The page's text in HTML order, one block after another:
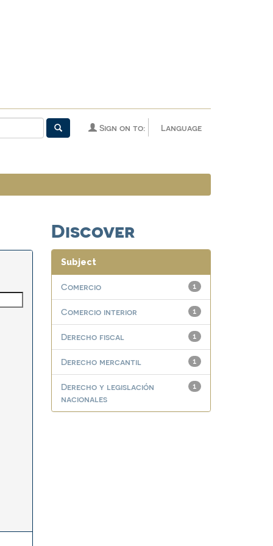
Language
Sign on to:
Discover
Subject
1
Comercio
1
Comercio interior
1
Derecho fiscal
1
Derecho mercantil
1
Derecho y legislación
nacionales